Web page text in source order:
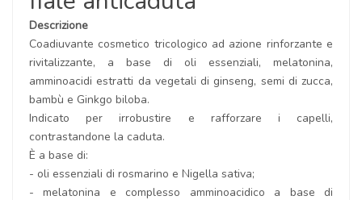
Descrizione
Coadiuvante cosmetico tricologico ad azione rinforzante e
rivitalizzante, a base di oli essenziali, melatonina,
amminoacidi estratti da vegetali di ginseng, semi di zucca,
bambù e Ginkgo biloba.
Indicato per irrobustire e rafforzare i capelli,
contrastandone la caduta.
È a base di:
- oli essenziali di rosmarino e Nigella sativa;
- melatonina e complesso amminoacidico a base di